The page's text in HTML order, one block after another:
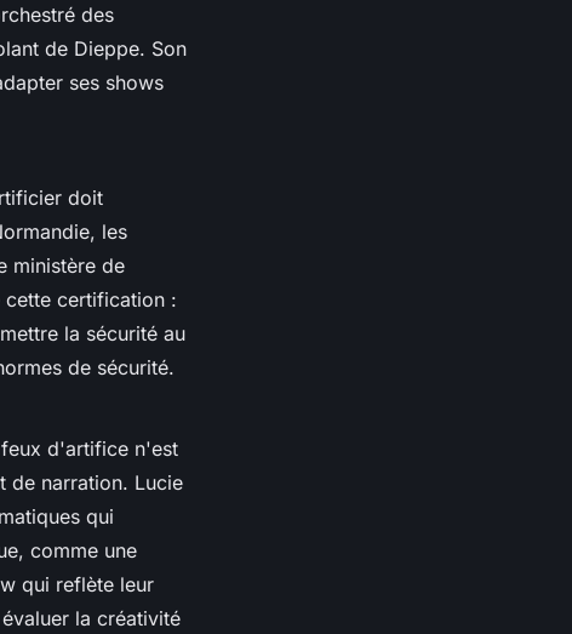
des
de Dieppe. Son
ses shows
doit
les
ministère de
certification :
la sécurité au
de sécurité.
d'artifice n'est
de narration. Lucie
qui
comme une
qui reflète leur
la créativité